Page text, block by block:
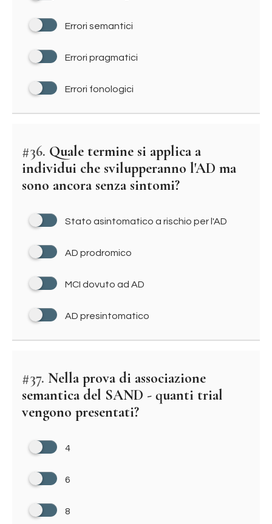
Errori semantici
Errori pragmatici
Errori fonologici
#36. Quale termine si applica a
individui che svilupperanno l'AD ma
sono ancora senza sintomi?
Stato asintomatico a rischio per l'AD
AD prodromico
MCI dovuto ad AD
AD presintomatico
#37. Nella prova di associazione
semantica del SAND - quanti trial
vengono presentati?
4
6
8